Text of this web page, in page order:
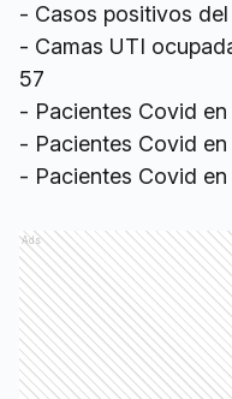
- Casos positivos del
- Camas UTI
57
- Pacientes Covid en
- Pacientes Covid
- Pacientes Covid
Ads